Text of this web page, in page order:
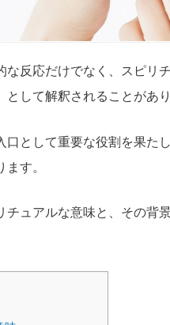
な反応だけでなく、スピリ
して解釈されることがあり
口として重要な役割を果た
す。
チュアルな意味と、その背